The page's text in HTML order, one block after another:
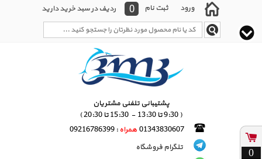
ورود ثبت نام 0 ردیف در سبد خرید دارید
پشتیبانی تلفنی مشتریان
( 9:30 تا 13:30 - 15:30 تا 20:30 )
01343830607 همراه : 09216786399
تلگرام فروشگاه
0